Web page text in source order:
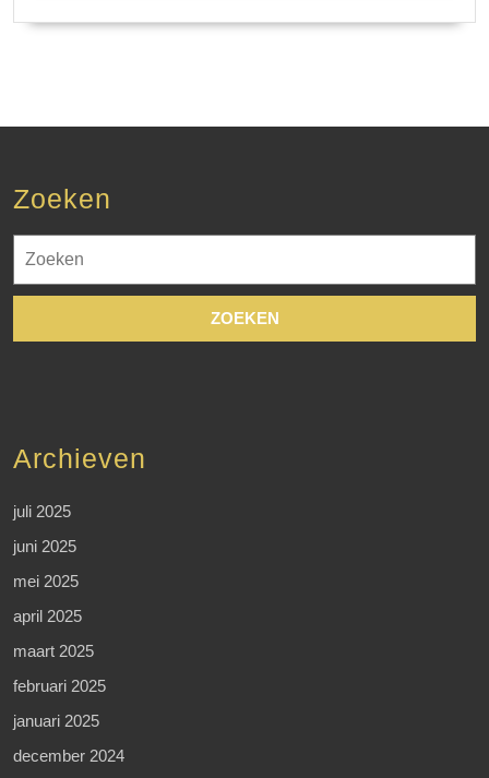
Zoeken
naar:
Archieven
juli 2025
juni 2025
mei 2025
april 2025
maart 2025
februari 2025
januari 2025
december 2024